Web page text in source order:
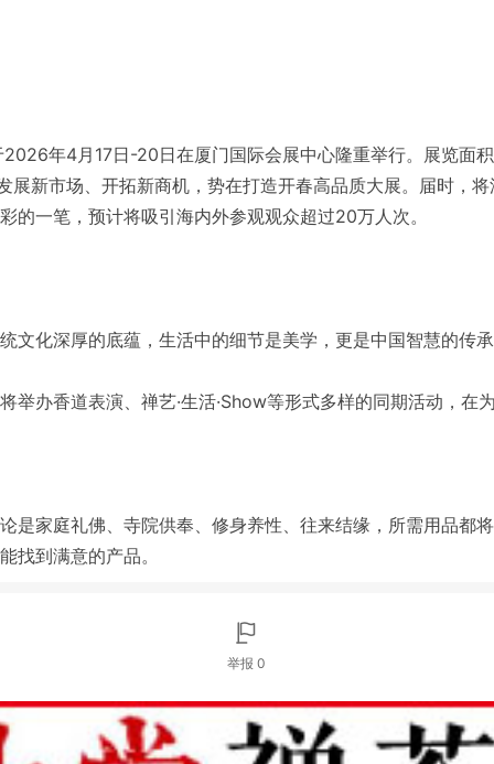
年4月17日-20日在厦门国际会展中心隆重举行。展览面
展新市场、开拓新商机，势在打造开春高品质大展。届时，
的一笔，预计将吸引海内外参观观众超过20万人次。
文化深厚的底蕴，生活中的细节是美学，更是中国智慧的传
办香道表演、禅艺·生活·Show等形式多样的同期活动，
是家庭礼佛、寺院供奉、修身养性、往来结缘，所需用品都
找到满意的产品。
举报 0